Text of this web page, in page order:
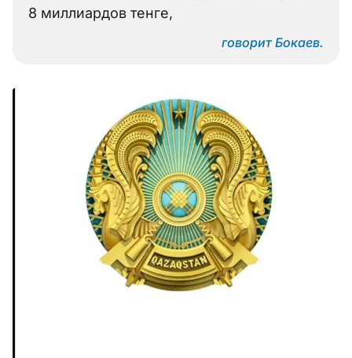
8 миллиардов тенге,
говорит Бокаев.